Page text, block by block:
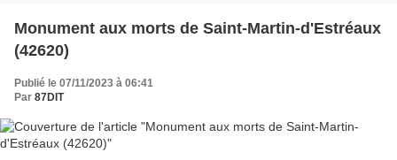
Monument aux morts de Saint-Martin-d'Estréaux
(42620)
Publié le 07/11/2023 à 06:41
Par 87DIT